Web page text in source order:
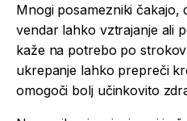
Mnogi posamezniki čakajo,
vendar lahko vztrajanje ali
kaže na potrebo po
ukrepanje lahko prepreči
omogoči bolj učinkovito